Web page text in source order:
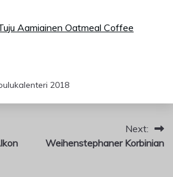
Aamiainen Oatmeal Coffee
2018
Next:
Weihenstephaner Korbinian